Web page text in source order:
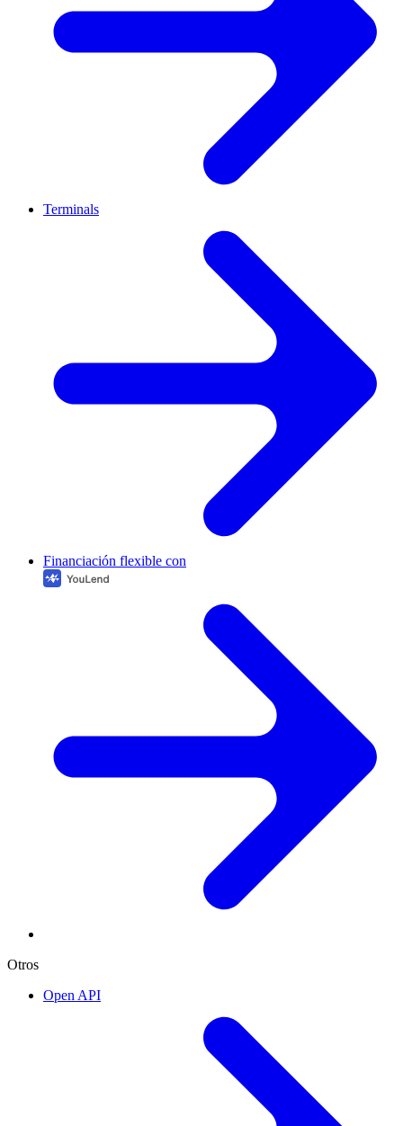
Terminals
Financiación flexible con
Otros
Open API